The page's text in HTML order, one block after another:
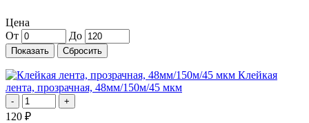
Цена
От
До
Клейкая
лента, прозрачная, 48мм/150м/45 мкм
- +
120 ₽